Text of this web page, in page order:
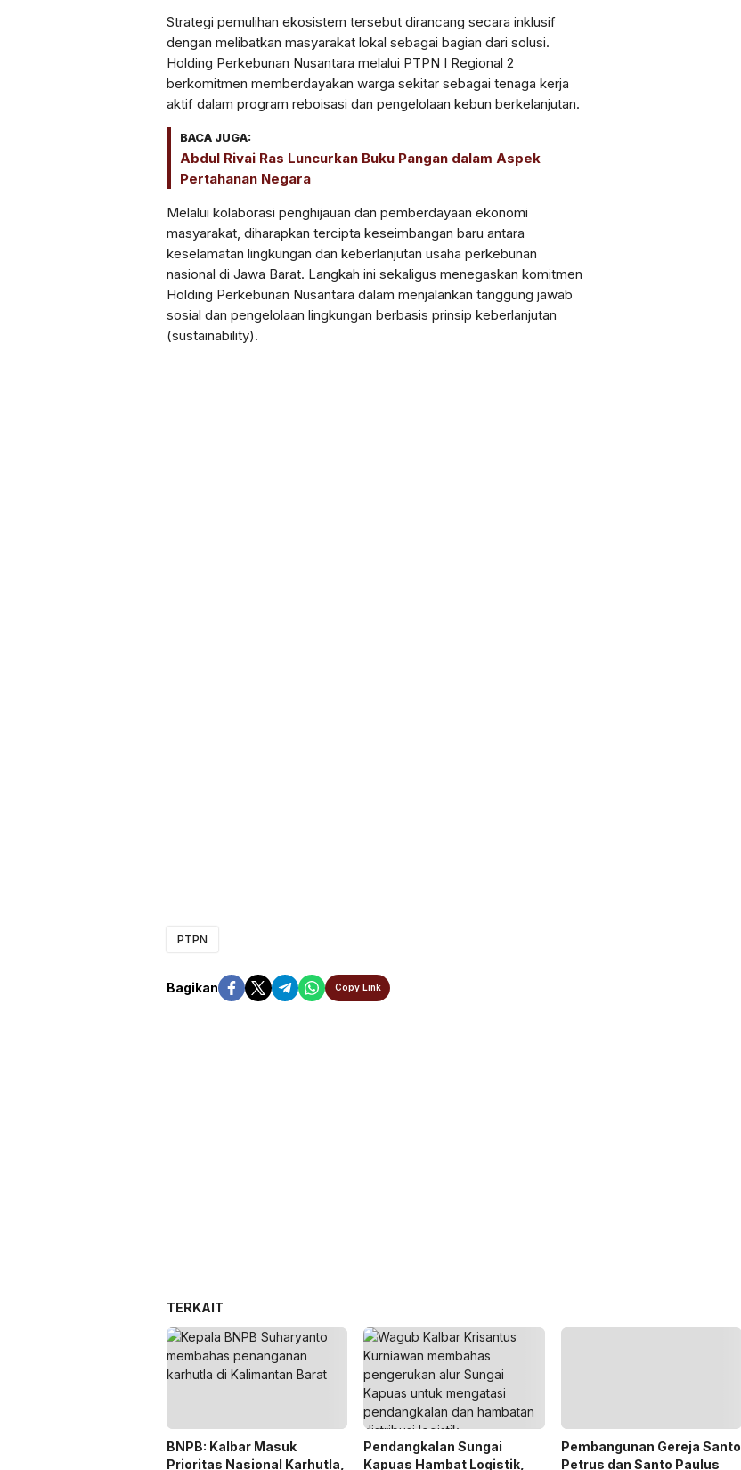
Strategi pemulihan ekosistem tersebut dirancang secara inklusif
dengan melibatkan masyarakat lokal sebagai bagian dari solusi.
Holding Perkebunan Nusantara melalui PTPN I Regional 2
berkomitmen memberdayakan warga sekitar sebagai tenaga kerja
aktif dalam program reboisasi dan pengelolaan kebun berkelanjutan.
BACA JUGA:
Abdul Rivai Ras Luncurkan Buku Pangan dalam Aspek
Pertahanan Negara
Melalui kolaborasi penghijauan dan pemberdayaan ekonomi
masyarakat, diharapkan tercipta keseimbangan baru antara
keselamatan lingkungan dan keberlanjutan usaha perkebunan
nasional di Jawa Barat. Langkah ini sekaligus menegaskan komitmen
Holding Perkebunan Nusantara dalam menjalankan tanggung jawab
sosial dan pengelolaan lingkungan berbasis prinsip keberlanjutan
(sustainability).
PTPN
Bagikan Copy Link
TERKAIT
BNPB: Kalbar Masuk
Prioritas Nasional Karhutla,
Pendangkalan Sungai
Kapuas Hambat Logistik,
Pembangunan Gereja Santo
Petrus dan Santo Paulus